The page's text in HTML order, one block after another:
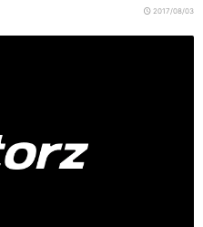
2017/08/03